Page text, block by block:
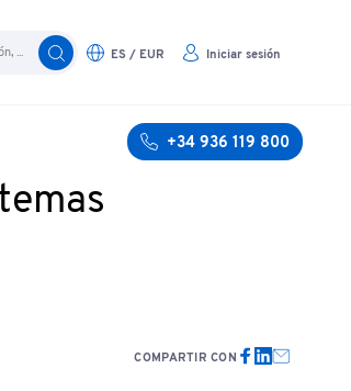
ES / EUR Iniciar sesión
+34 936 119 800
COMPARTIR CON